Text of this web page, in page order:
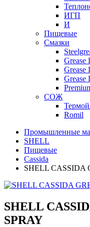
ИГП
И
Пищевые
Смазки
Grease
Grease
Grease
СОЖ
Romil
Промышленные
SHELL
Пищевые
Cassida
SHELL CASSIDA
SHELL
SPRAY